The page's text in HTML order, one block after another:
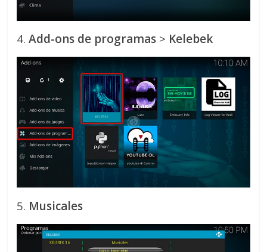
4.Add-ons de programas > Kelebek
5. Musicales